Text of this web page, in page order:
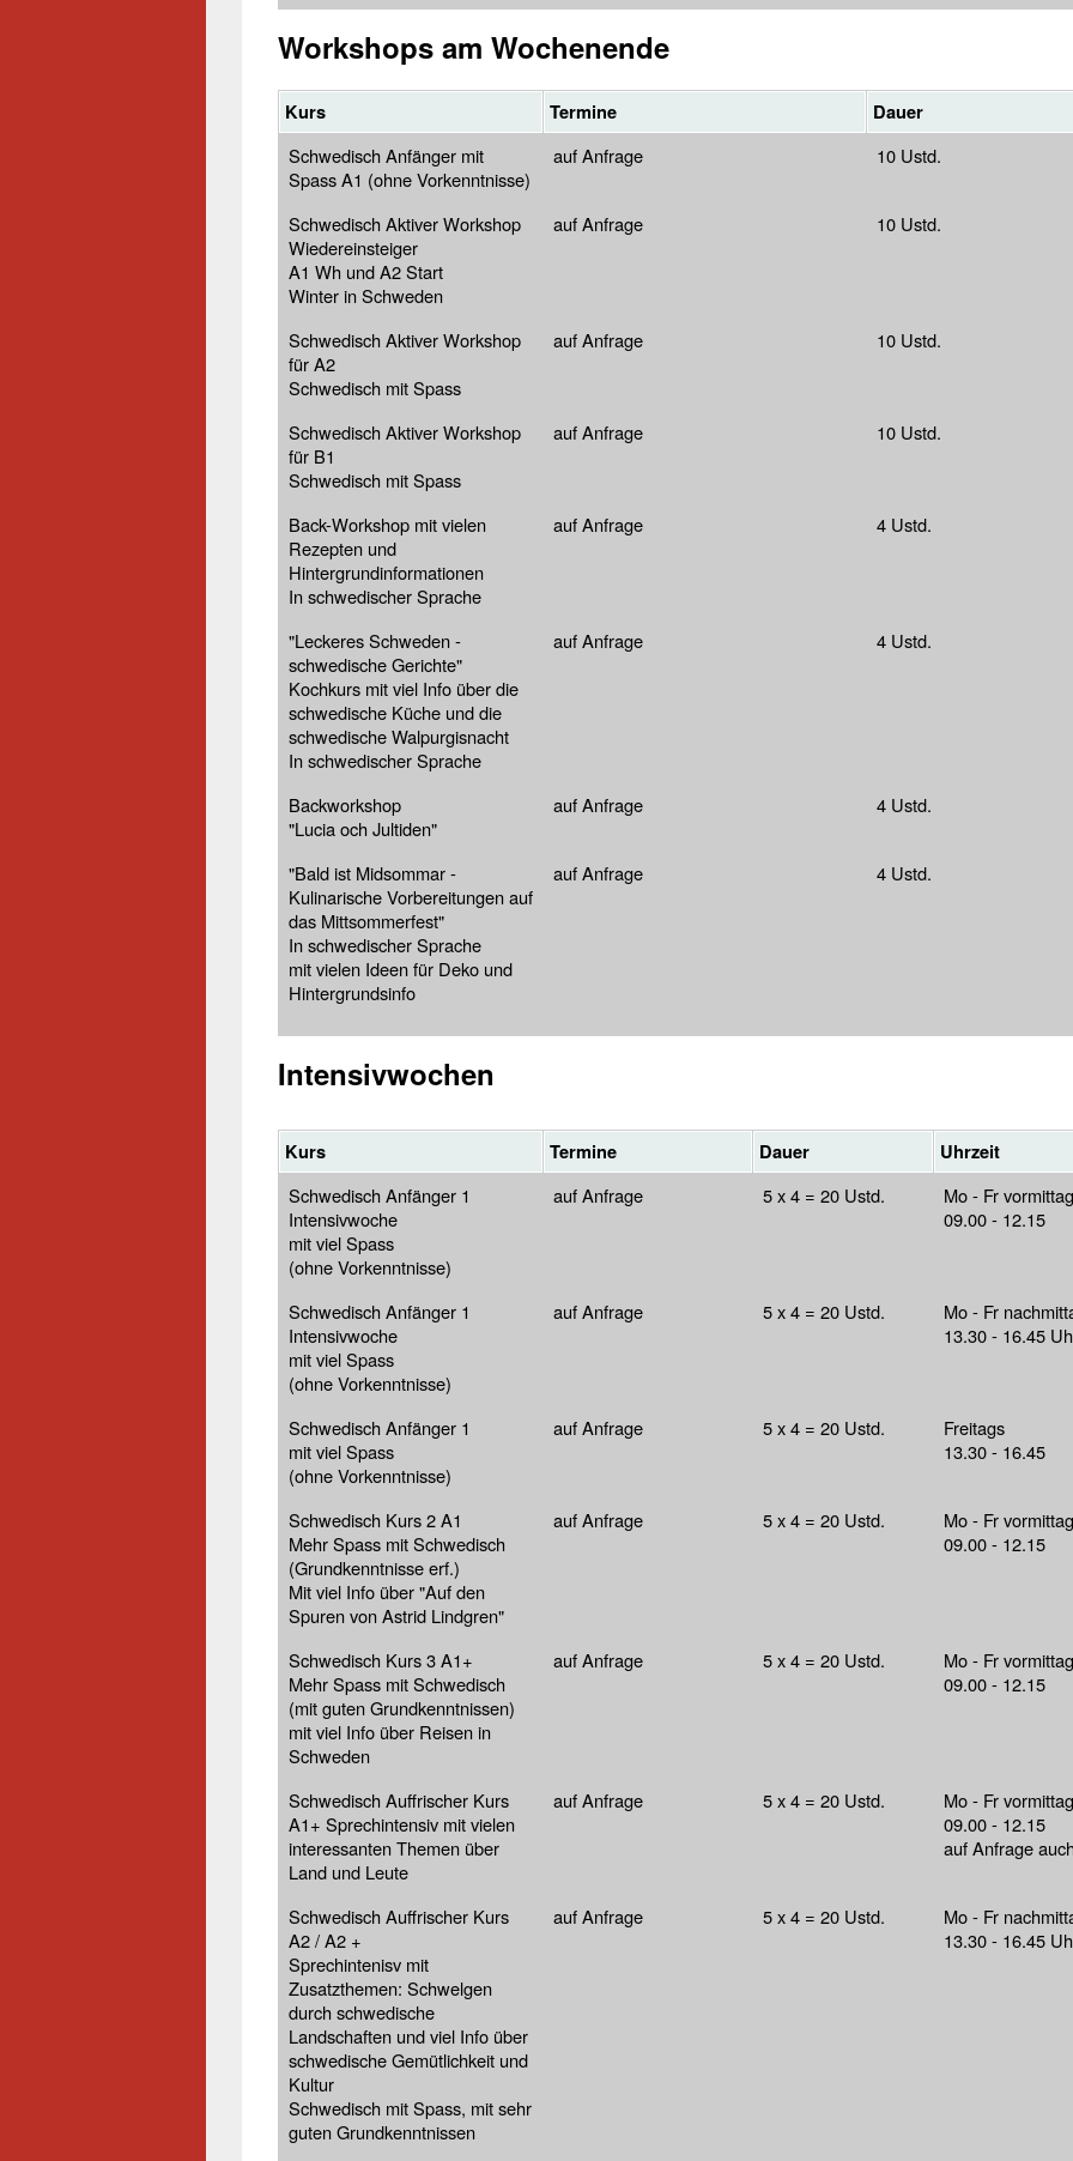
Workshops am Wochenende
Kurs Termine Dauer
Schwedisch Anfänger mit
Spass A1 (ohne Vorkenntnisse)
auf Anfrage 10 Ustd.
Schwedisch Aktiver Workshop
Wiedereinsteiger
A1 Wh und A2 Start
Winter in Schweden
auf Anfrage 10 Ustd.
Schwedisch Aktiver Workshop
für A2
Schwedisch mit Spass
auf Anfrage 10 Ustd.
Schwedisch Aktiver Workshop
für B1
Schwedisch mit Spass
auf Anfrage 10 Ustd.
Back-Workshop mit vielen
Rezepten und
Hintergrundinformationen
In schwedischer Sprache
auf Anfrage 4 Ustd.
"Leckeres Schweden -
schwedische Gerichte"
Kochkurs mit viel Info über die
schwedische Küche und die
schwedische Walpurgisnacht
In schwedischer Sprache
auf Anfrage 4 Ustd.
Backworkshop
"Lucia och Jultiden"
auf Anfrage 4 Ustd.
"Bald ist Midsommar -
Kulinarische Vorbereitungen auf
das Mittsommerfest"
In schwedischer Sprache
mit vielen Ideen für Deko und
Hintergrundsinfo
auf Anfrage 4 Ustd.
Intensivwochen
Kurs Termine Dauer
Uhrzeit
Schwedisch Anfänger 1
Intensivwoche
mit viel Spass
(ohne Vorkenntnisse)
auf Anfrage 5 x 4 = 20 Ustd.
Mo - Fr
09.00 - 12.15
Schwedisch Anfänger 1
Intensivwoche
mit viel Spass
(ohne Vorkenntnisse)
auf Anfrage 5 x 4 = 20 Ustd.
Mo - Fr
13.30 - 16.45
Schwedisch Anfänger 1
mit viel Spass
(ohne Vorkenntnisse)
auf Anfrage 5 x 4 = 20 Ustd.
Freitags
13.30 - 16.45
Schwedisch Kurs 2 A1
Mehr Spass mit Schwedisch
(Grundkenntnisse erf.)
Mit viel Info über "Auf den
Spuren von Astrid Lindgren"
auf Anfrage 5 x 4 = 20 Ustd.
Mo - Fr
09.00 - 12.15
Schwedisch Kurs 3 A1+
Mehr Spass mit Schwedisch
(mit guten Grundkenntnissen)
mit viel Info über Reisen in
Schweden
auf Anfrage 5 x 4 = 20 Ustd.
Mo - Fr
09.00 - 12.15
Schwedisch Auffrischer Kurs
A1+ Sprechintensiv mit vielen
interessanten Themen über
Land und Leute
auf Anfrage 5 x 4 = 20 Ustd.
Mo - Fr
09.00 - 12.15
auf Anfrage
Schwedisch Auffrischer Kurs
A2 / A2 +
Sprechintenisv mit
Zusatzthemen: Schwelgen
durch schwedische
Landschaften und viel Info über
schwedische Gemütlichkeit und
Kultur
Schwedisch mit Spass, mit sehr
guten Grundkenntnissen
auf Anfrage 5 x 4 = 20 Ustd.
Mo - Fr
13.30 - 16.45